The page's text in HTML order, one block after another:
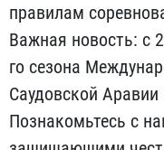
правилам
Важная новость: с
го сезона
Саудовской
Познакомьтесь с